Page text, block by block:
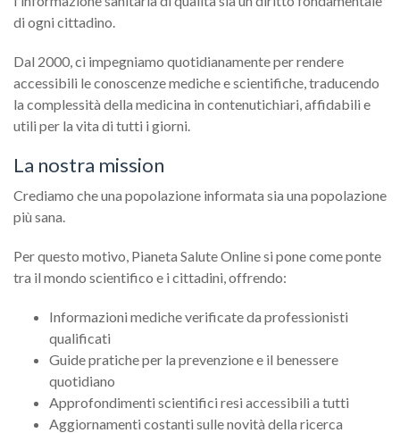
di ogni cittadino.
Dal 2000, ci impegniamo quotidianamente per rendere
accessibili le conoscenze mediche e scientifiche, traducendo
la complessità della medicina in contenutichiari, affidabili e
utili per la vita di tutti i giorni.
La nostra mission
Crediamo che una popolazione informata sia una popolazione
più sana.
Per questo motivo, Pianeta Salute Online si pone come ponte
tra il mondo scientifico e i cittadini, offrendo:
Informazioni mediche verificate da professionisti
qualificati
Guide pratiche per la prevenzione e il benessere
quotidiano
Approfondimenti scientifici resi accessibili a tutti
Aggiornamenti costanti sulle novità della ricerca